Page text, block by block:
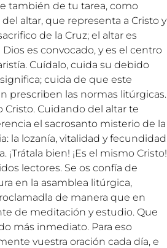
también de tu tarea, como
altar, que representa a Cristo y
de la Cruz; el altar es
es convocado, y es el centro
Cuídalo, cuida su debido
cuida de que este
prescriben las normas litúrgicas.
Cuidando del altar te
el sacrosanto misterio de la
la lozanía, vitalidad y fecundidad
bien! ¡Es el mismo Cristo!
lectores. Se os confía de
en la asamblea litúrgica,
de manera que en
de meditación y estudio. Que
más inmediato. Para eso
vuestra oración cada día, e